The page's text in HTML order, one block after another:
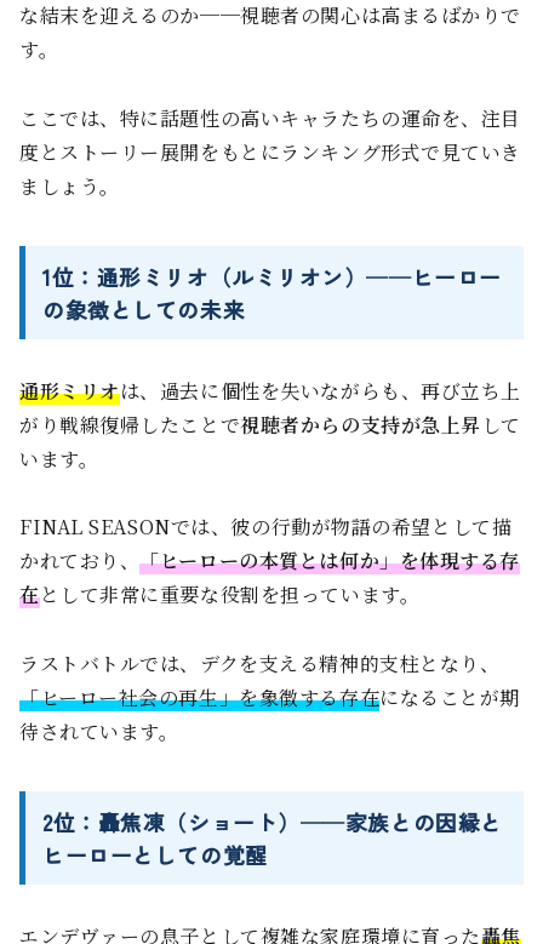
な結末を迎えるのか──視聴者の関心は高まるばかりで
す。
ここでは、特に話題性の高いキャラたちの運命を、注目
度とストーリー展開をもとにランキング形式で見ていき
ましょう。
1位：通形ミリオ（ルミリオン）──ヒーロー
の象徴としての未来
通形ミリオは、過去に個性を失いながらも、再び立ち上
がり戦線復帰したことで視聴者からの支持が急上昇 して
います。
FINAL SEASONでは、彼の行動が物語の希望として描
かれており、「ヒーローの本質とは何か」を体現する存
在として非常に重要な役割を担っています。
ラストバトルでは、デクを支える精神的支柱となり、
「ヒーロー社会の再生」を象徴する存在になることが期
待されています。
2位：轟焦凍（ショート）──家族との因縁と
ヒーローとしての覚醒
エンデヴァーの息子として複雑な家庭環境に育った轟焦